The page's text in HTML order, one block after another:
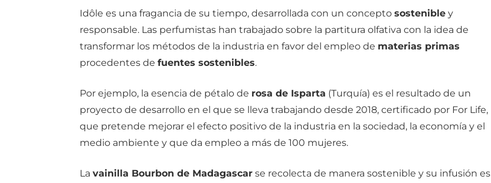
Idôle es una fragancia de su tiempo, desarrollada con un concepto sostenibley
responsable. Las perfumistas han trabajado sobre la partitura olfativa con la idea de
transformar los métodos de la industria en favor del empleo de materias primas
procedentes de fuentes sostenibles.
Por ejemplo, la esencia de pétalo de rosa de Isparta (Turquía) es el resultado de un
proyecto de desarrollo en el que se lleva trabajando desde 2018, certificado por For Life,
que pretende mejorar el efecto positivo de la industria en la sociedad, la economía y el
medio ambiente y que da empleo a más de 100 mujeres.
La vainilla Bourbon de Madagascarse recolecta de manera sostenible y su infusión es